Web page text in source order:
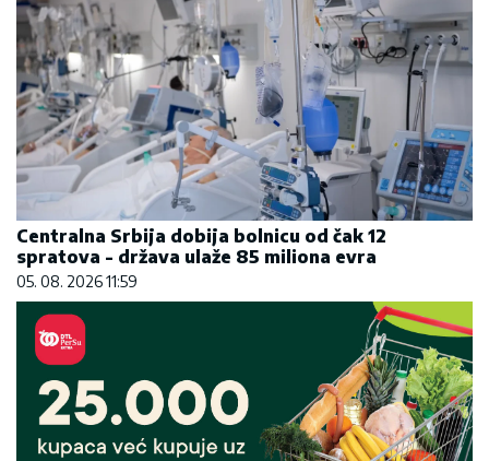
Centralna Srbija dobija bolnicu od čak 12
spratova - država ulaže 85 miliona evra
05. 08. 2026 11:59